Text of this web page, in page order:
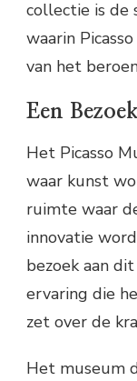
collectie is de
waarin
van het
Een
Het Picasso
waar kunst
ruimte waar
innovatie
bezoek aan
ervaring die
zet over de
Het museum